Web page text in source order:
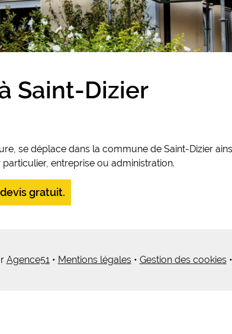
Saint-Dizier
se déplace dans la commune de Saint-Dizier
entreprise ou administration.
gratuit.
Agence51• Mentions légales• Gestion des cookies•